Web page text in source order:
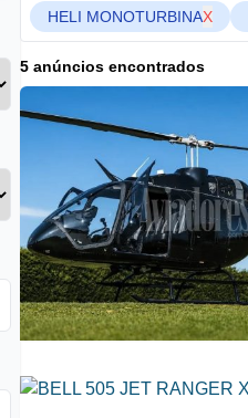
HELI MONOTURBINAX
5 anúncios encontrados